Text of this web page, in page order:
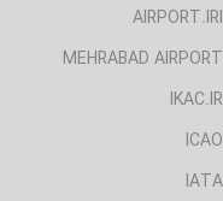
AIRPORT.IRI
MEHRABAD AIRPORT
IKAC.IR
ICAO
IATA